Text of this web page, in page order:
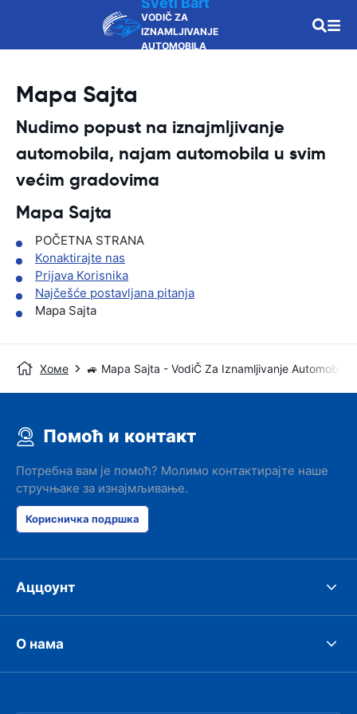
VODIČ ZA
IZNAMLJIVANJE
AUTOMOBILA
Mapa Sajta
Nudimo popust na iznajmljivanje
automobila, najam automobila u svim
većim gradovima
Mapa Sajta
POČETNA STRANA
Konaktirajte nas
Prijava Korisnika
Najčešće postavljana pitanja
Mapa Sajta
Хоме 🚙 Mapa Sajta - VodiČ Za Iznamljivanje Automobila
Помоћ и контакт
Потребна вам је помоћ? Молимо контактирајте наше
стручњаке за изнајмљивање.
Корисничка подршка
Аццоунт
О нама